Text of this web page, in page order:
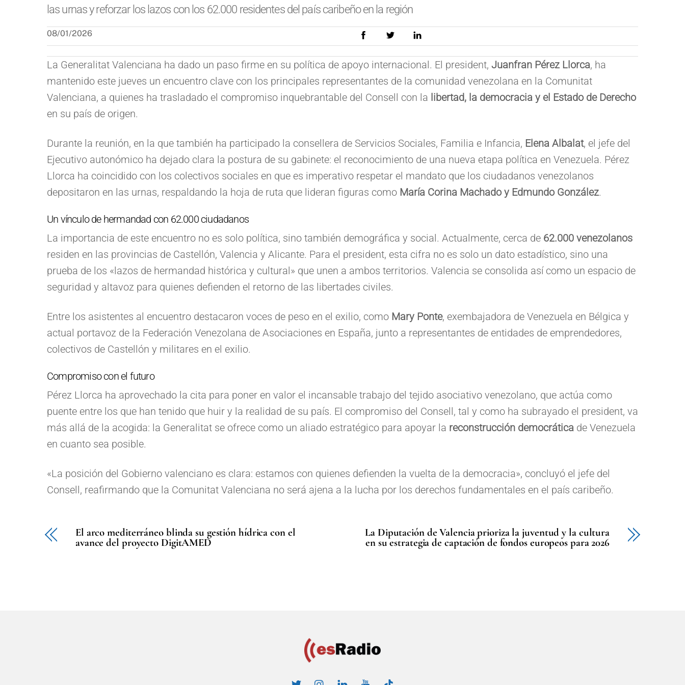
las urnas y reforzar los lazos con los 62.000 residentes del país caribeño en la región
08/01/2026
La Generalitat Valenciana ha dado un paso firme en su política de apoyo internacional. El president, Juanfran Pérez Llorca, ha
mantenido este jueves un encuentro clave con los principales representantes de la comunidad venezolana en la Comunitat
Valenciana, a quienes ha trasladado el compromiso inquebrantable del Consell con la libertad, la democracia y el Estado de Derecho
en su país de origen.
Durante la reunión, en la que también ha participado la consellera de Servicios Sociales, Familia e Infancia, Elena Albalat, el jefe del
Ejecutivo autonómico ha dejado clara la postura de su gabinete: el reconocimiento de una nueva etapa política en Venezuela. Pérez
Llorca ha coincidido con los colectivos sociales en que es imperativo respetar el mandato que los ciudadanos venezolanos
depositaron en las urnas, respaldando la hoja de ruta que lideran figuras como María Corina Machado y Edmundo González.
Un vínculo de hermandad con 62.000 ciudadanos
La importancia de este encuentro no es solo política, sino también demográfica y social. Actualmente, cerca de 62.000 venezolanos
residen en las provincias de Castellón, Valencia y Alicante. Para el president, esta cifra no es solo un dato estadístico, sino una
prueba de los «lazos de hermandad histórica y cultural» que unen a ambos territorios. Valencia se consolida así como un espacio de
seguridad y altavoz para quienes defienden el retorno de las libertades civiles.
Entre los asistentes al encuentro destacaron voces de peso en el exilio, como Mary Ponte, exembajadora de Venezuela en Bélgica y
actual portavoz de la Federación Venezolana de Asociaciones en España, junto a representantes de entidades de emprendedores,
colectivos de Castellón y militares en el exilio.
Compromiso con el futuro
Pérez Llorca ha aprovechado la cita para poner en valor el incansable trabajo del tejido asociativo venezolano, que actúa como
puente entre los que han tenido que huir y la realidad de su país. El compromiso del Consell, tal y como ha subrayado el president, va
más allá de la acogida: la Generalitat se ofrece como un aliado estratégico para apoyar la reconstrucción democrática de Venezuela
en cuanto sea posible.
«La posición del Gobierno valenciano es clara: estamos con quienes defienden la vuelta de la democracia», concluyó el jefe del
Consell, reafirmando que la Comunitat Valenciana no será ajena a la lucha por los derechos fundamentales en el país caribeño.
El arco mediterráneo blinda su gestión hídrica con el
avance del proyecto DigitAMED
La Diputación de Valencia prioriza la juventud y la cultura
en su estrategia de captación de fondos europeos para 2026